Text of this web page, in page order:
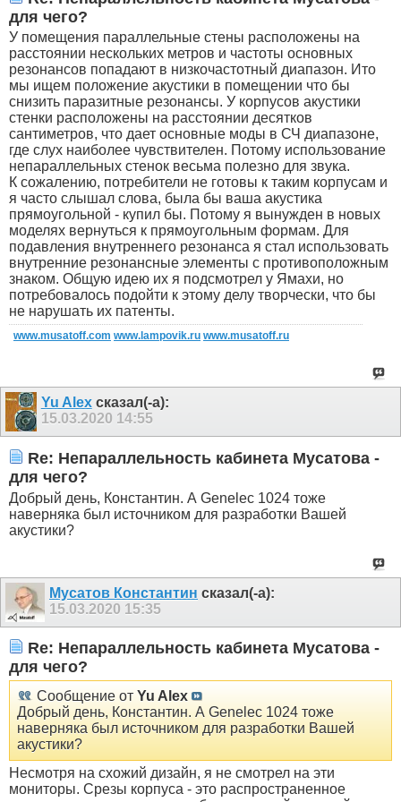
для чего?
У помещения параллельные стены расположены на
расстоянии нескольких метров и частоты основных
резонансов попадают в низкочастотный диапазон. Ито
мы ищем положение акустики в помещении что бы
снизить паразитные резонансы. У корпусов акустики
стенки расположены на расстоянии десятков
сантиметров, что дает основные моды в СЧ диапазоне,
где слух наиболее чувствителен. Потому использование
непараллельных стенок весьма полезно для звука.
К сожалению, потребители не готовы к таким корпусам и
я часто слышал слова, была бы ваша акустика
прямоугольной - купил бы. Потому я вынужден в новых
моделях вернуться к прямоугольным формам. Для
подавления внутреннего резонанса я стал использовать
внутренние резонансные элементы с противоположным
знаком. Общую идею их я подсмотрел у Ямахи, но
потребовалось подойти к этому делу творчески, что бы
не нарушать их патенты.
www.musatoff.com www.lampovik.ru www.musatoff.ru
Yu Alexсказал(-а):
15.03.2020 14:55
Re: Непараллельность кабинета Мусатова -
для чего?
Добрый день, Константин. А Genelec 1024 тоже
наверняка был источником для разработки Вашей
акустики?
Мусатов Константин сказал(-а):
15.03.2020 15:35
Re: Непараллельность кабинета Мусатова -
для чего?
Сообщение от Yu Alex
Добрый день, Константин. А Genelec 1024 тоже
наверняка был источником для разработки Вашей
акустики?
Несмотря на схожий дизайн, я не смотрел на эти
мониторы. Срезы корпуса - это распространенное